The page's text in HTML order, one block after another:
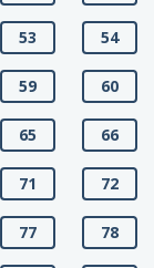
53 54
59 60
65 66
71 72
77 78